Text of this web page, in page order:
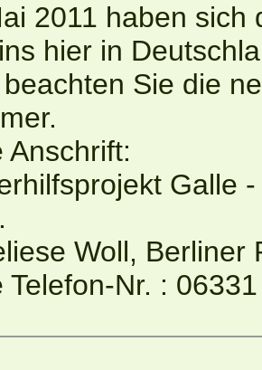
2011 haben
hier in
Sie die
Anschrift:
Galle
Woll, Berliner
Telefon-Nr. :